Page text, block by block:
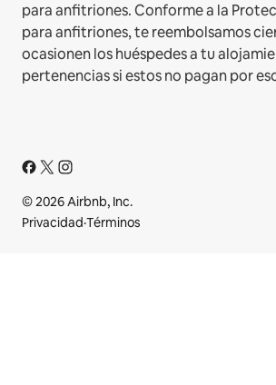
para anfitriones. Conforme a la
para anfitriones, te reembolsamos
ocasionen los huéspedes a tu
pertenencias si estos no pagan por
© 2026 Airbnb, Inc.
Privacidad·Términos